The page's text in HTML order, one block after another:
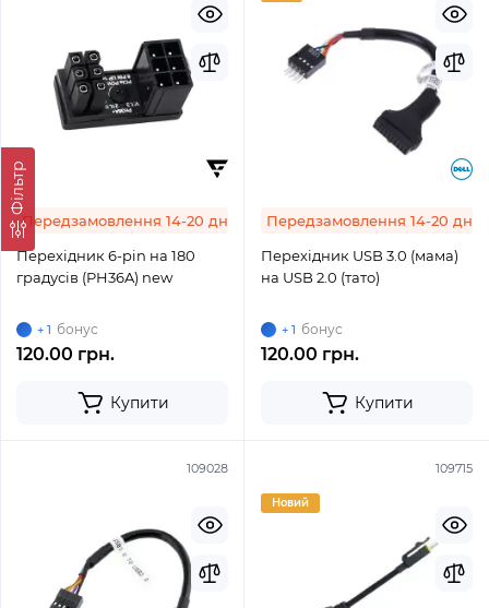
Фільтр
Передзамовлення 14-20 днів
Перехідник 6-pin на 180
градусів (PH36A) new
+ 1 бонус
120.00 грн.
Купити
Передзамовлення 14-20 днів
Перехідник USB 3.0 (мама)
на USB 2.0 (тато)
+ 1 бонус
120.00 грн.
Купити
109028 109715
Новий